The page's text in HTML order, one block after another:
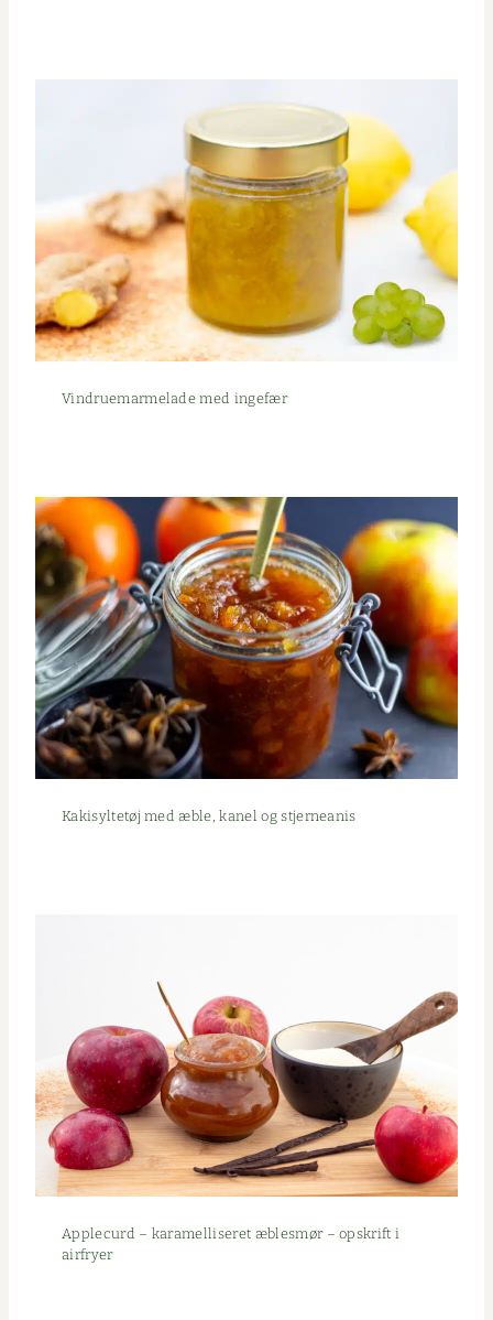
Vin­drue­marme­lade med ingefær
Kak­i­syl­tetøj med æble, kanel og stjerneanis
Apple­curd – karamel­lis­eret æblesmør – opskrift i
airfryer